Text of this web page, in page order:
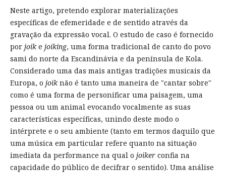
Neste artigo, pretendo explorar materializações
específicas de efemeridade e de sentido através da
gravação da expressão vocal. O estudo de caso é fornecido
por joike joiking, uma forma tradicional de canto do povo
sami do norte da Escandinávia e da península de Kola.
Considerado uma das mais antigas tradições musicais da
Europa, o joiknão é tanto uma maneira de "cantar sobre"
como é uma forma de personificar uma paisagem, uma
pessoa ou um animal evocando vocalmente as suas
características específicas, unindo deste modo o
intérprete e o seu ambiente (tanto em termos daquilo que
uma música em particular refere quanto na situação
imediata da performance na qual o joikerconfia na
capacidade do público de decifrar o sentido). Uma análise